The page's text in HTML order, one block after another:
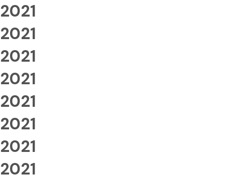
2021
2021
2021
2021
2021
2021
2021
2021